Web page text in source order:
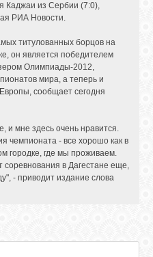
Каджаи из Сербии (7:0),
РИА Новости.
титулованных борцов на
он является победителем
Олимпиады-2012,
мира, а теперь и
сообщает сегодня
и мне здесь очень нравится.
чемпионата - все хорошо как в
городке, где мы проживаем.
соревнования в Дагестане еще,
- приводит издание слова